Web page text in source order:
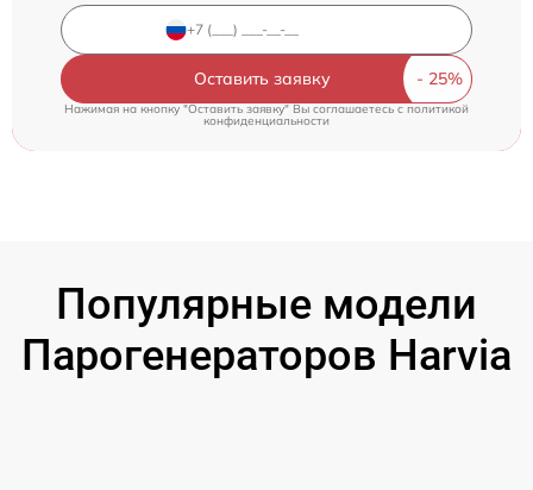
Оставить заявку
Нажимая на кнопку "Оставить заявку" Вы соглашаетесь cполитикой
конфиденциальности
Популярные модели
Парогенераторов Harvia